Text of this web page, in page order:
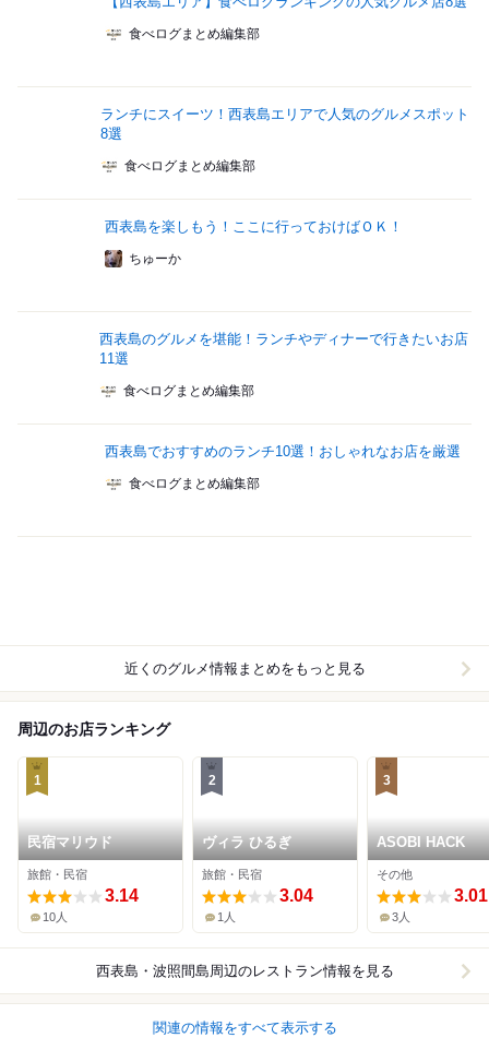
食べログまとめ編集部
ランチにスイーツ！西表島エリアで人気のグルメスポット
8選
食べログまとめ編集部
西表島を楽しもう！ここに行っておけばＯＫ！
ちゅーか
西表島のグルメを堪能！ランチやディナーで行きたいお店
11選
食べログまとめ編集部
西表島でおすすめのランチ10選！おしゃれなお店を厳選
食べログまとめ編集部
近くのグルメ情報まとめをもっと見る
周辺のお店ランキング
1
民宿マリウド
旅館・民宿
3.14
10人
2
ヴィラ ひるぎ
旅館・民宿
3.04
1人
3
ASOBI HACK
その他
3.01
3人
西表島・波照間島周辺のレストラン情報を見る
関連の情報をすべて表示する